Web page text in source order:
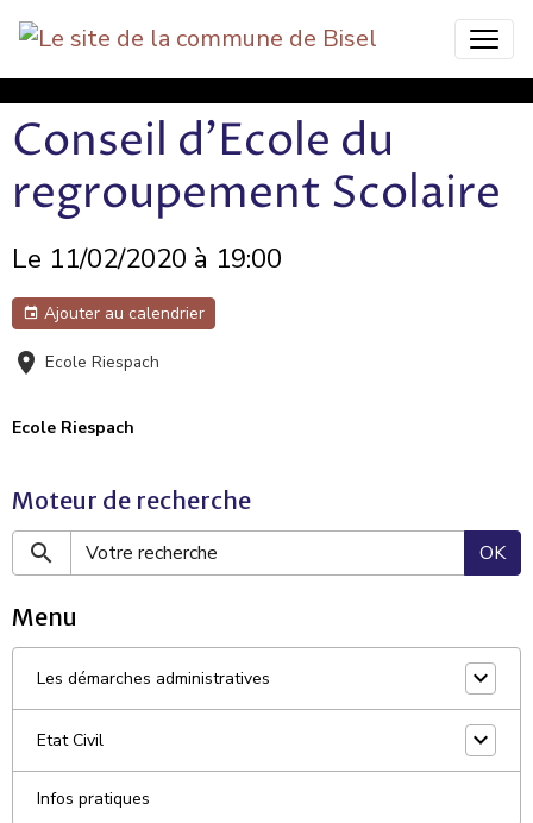
Conseil d'Ecole du
regroupement Scolaire
Le 11/02/2020 à 19:00
Ajouter au calendrier
Ecole Riespach
Ecole Riespach
Moteur de recherche
OK
Menu
Les démarches administratives
Etat Civil
Infos pratiques